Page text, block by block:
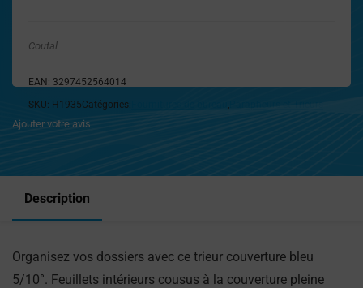
Coutal
EAN: 3297452564014
SKU: H1935Catégories: ,
Ajouter votre avis
Description
Organisez vos dossiers avec ce trieur couverture bleu
5/10°. Feuillets intérieurs cousus à la couverture pleine